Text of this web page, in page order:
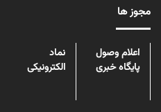
مجوز ها
اعلام وصول
پایگاه خبری
نماد
الکترونیکی